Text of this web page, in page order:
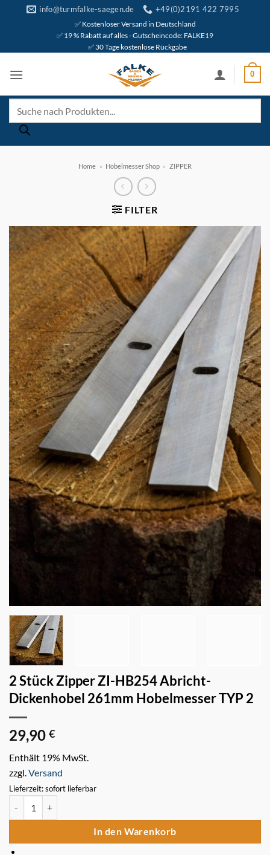
info@turmfalke-saegen.de +49(0)2191 422 7995
✅ Kostenloser Versand in Deutschland
✅ 19 % Rabatt auf alles - Gutscheincode: FALKE19
✅ 30 Tage kostenlose Rückgabe
0
search
Home » Hobelmesser Shop » ZIPPER
FILTER
2 Stück Zipper ZI-HB254 Abricht-
Dickenhobel 261mm Hobelmesser TYP 2
29,90 €
Enthält 19% MwSt.
zzgl.Versand
Lieferzeit: sofort lieferbar
2 Stück Zipper ZI-HB254 Abricht-Dickenhobel 261mm Hobelmesser
In den Warenkorb